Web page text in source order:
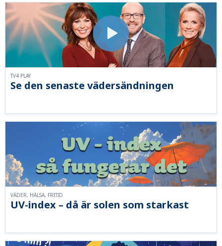
Se den senaste vädersändningen
TV4 PLAY
UV-index – då är solen som starkast
VÄDER, HÄLSA, FRITID